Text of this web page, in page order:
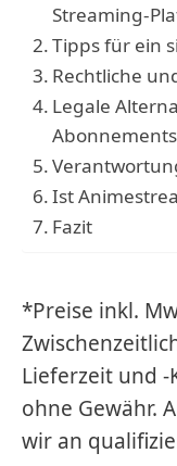
Streaming-
Tipps für ein
Rechtliche
Legale
Abonnements
Ist
Fazit
*Preise inkl.
Lieferzeit und -
ohne Gewähr.
wir an